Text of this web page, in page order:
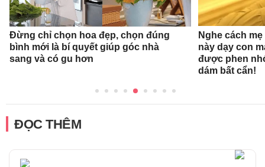
Đừng chỉ chọn hoa đẹp, chọn đúng
bình mới là bí quyết giúp góc nhà
sang và có gu hơn
Nghe cách
này dạy con
được phen
dám bất cẩn!
ĐỌC THÊM